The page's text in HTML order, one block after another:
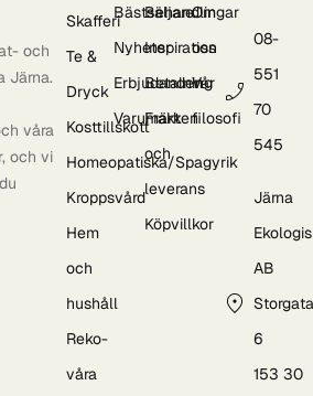
och
Järna.
våra
och vi
Skafferi
Te &
Dryck
Kosttillskott
Homeopatiska/Spagyrik
Kroppsvård
Hem
och
hushåll
Reko-
våra
Bästsäljare
Nyheter
Erbjudanden
Varumärken
Behandlingar
Inspiration
Betalning
Frakt
och
leverans
Köpvillkor
Om
oss
Vår
filosofi
08-
551
70
545
Järna
AB
6
153 30